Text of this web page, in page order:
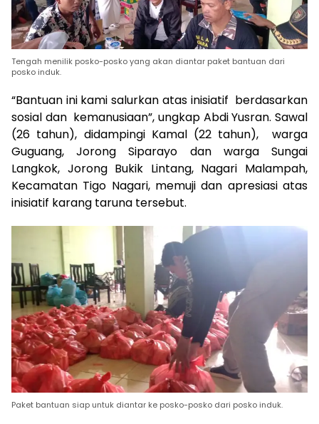
Tengah menilik posko-posko yang akan diantar paket bantuan dari
posko induk.
“Bantuan ini kami salurkan atas inisiatif berdasarkan
sosial dan kemanusiaan”, ungkap Abdi Yusran. Sawal
(26 tahun), didampingi Kamal (22 tahun), warga
Guguang, Jorong Siparayo dan warga Sungai
Langkok, Jorong Bukik Lintang, Nagari Malampah,
Kecamatan Tigo Nagari, memuji dan apresiasi atas
inisiatif karang taruna tersebut.
Paket bantuan siap untuk diantar ke posko-posko dari posko induk.